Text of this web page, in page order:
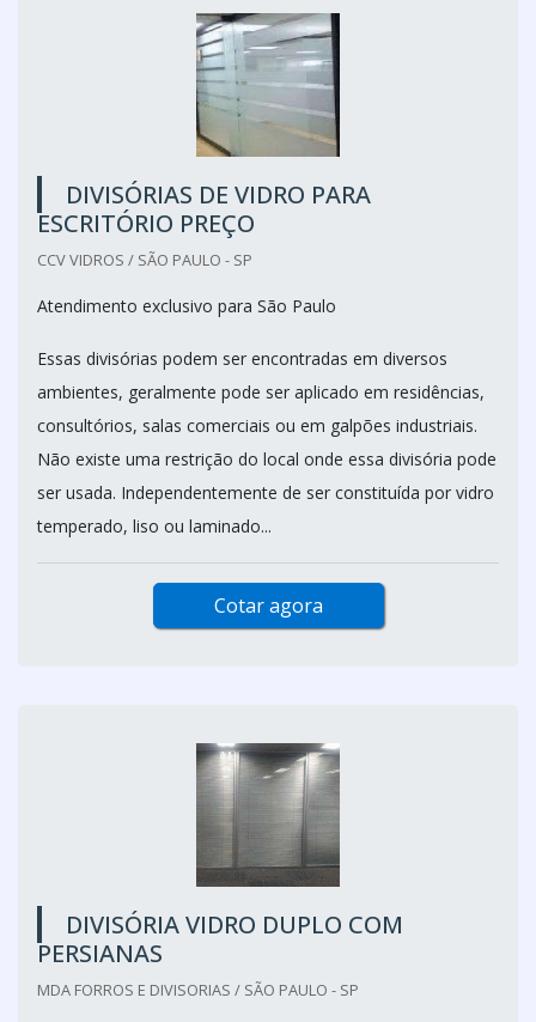
DIVISÓRIAS DE VIDRO PARA
ESCRITÓRIO PREÇO
CCV VIDROS / SÃO PAULO - SP
Atendimento exclusivo para São Paulo
Essas divisórias podem ser encontradas em diversos
ambientes, geralmente pode ser aplicado em residências,
consultórios, salas comerciais ou em galpões industriais.
Não existe uma restrição do local onde essa divisória pode
ser usada. Independentemente de ser constituída por vidro
temperado, liso ou laminado...
Cotar agora
DIVISÓRIA VIDRO DUPLO COM
PERSIANAS
MDA FORROS E DIVISORIAS / SÃO PAULO - SP